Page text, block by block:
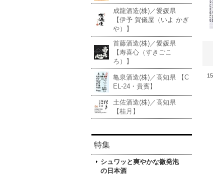
成龍酒造(株)／愛媛県
【伊予 賀儀屋（いよ かぎ
や）】
首藤酒造(株)／愛媛県
【寿喜心（すきごこ
ろ）】
亀泉酒造(株)／高知県 【C
EL-24・貴賓】
土佐酒造(株)／高知県
【桂月】
特集
シュワッと爽やかな微発泡
の日本酒
15